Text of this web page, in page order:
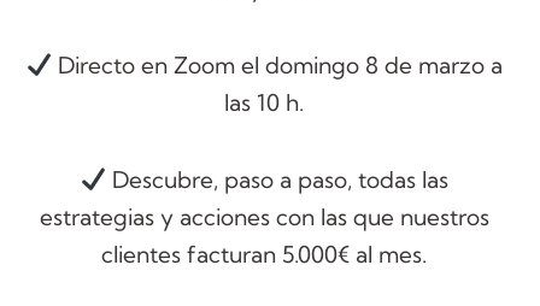
Directo en Zoom el domingo 8 de marzo a
las 10 h.
Descubre, paso a paso, todas las
estrategias y acciones con las que nuestros
clientes facturan 5.000€ al mes.